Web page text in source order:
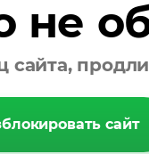
не
сайта,
сайт